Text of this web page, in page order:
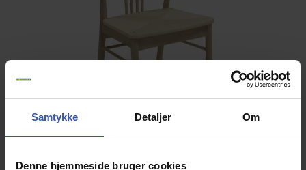
Samtykke Detaljer Om
Denne hjemmeside bruger cookies